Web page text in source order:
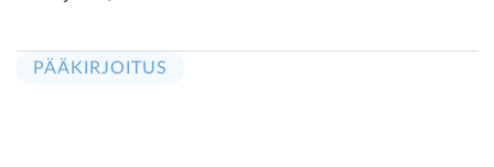
PÄÄKIRJOITUS